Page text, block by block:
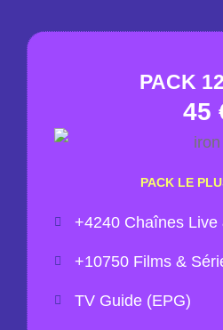
PACK
45
PACK LE
+4240 Chaînes Live
+10750 Films &
TV Guide (EPG)